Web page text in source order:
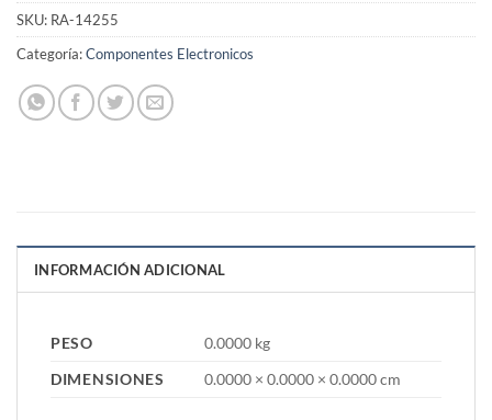
SKU: RA-14255
Categoría:Componentes Electronicos
INFORMACIÓN ADICIONAL
PESO
0.0000 kg
DIMENSIONES
0.0000 × 0.0000 × 0.0000 cm